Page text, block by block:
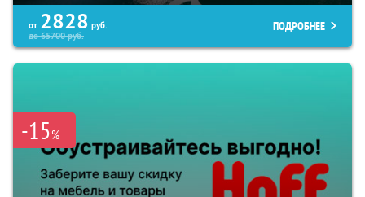
от 2828 руб.
до65700руб.
ПОДРОБНЕЕ
-15%